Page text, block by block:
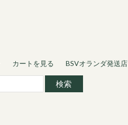
カートを見る BSVオランダ発送店